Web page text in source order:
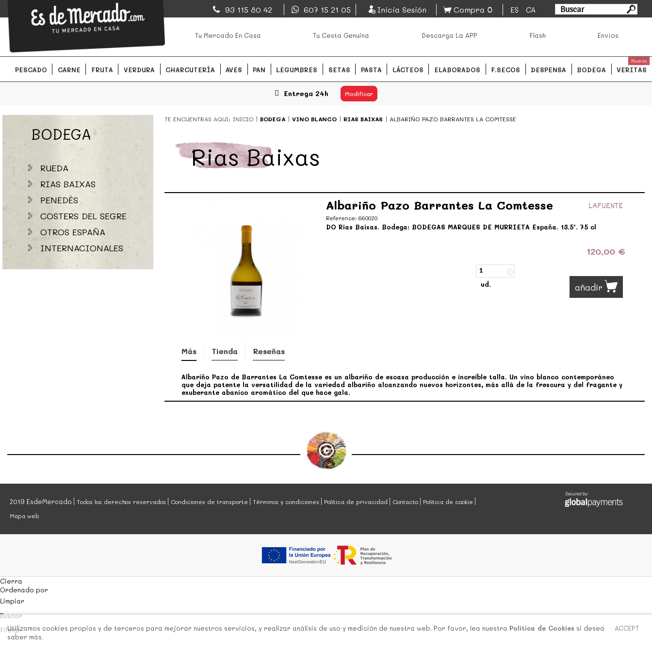
EsDeMercado.com
EsDeMercado.comte lleva a casa los mejores productos de los mejores mercados de
Barcelona y de productores locales.
EsDeMercado.com
Barcelona y de productores locales.
93 115 80 42 607 15 21 05 Inicia Sesión Compra 0 ES CA
Tu Mercado En Casa Tu Cesta Genuina Descarga La APP Flash Envíos
PESCADO CARNE FRUTA VERDURA CHARCUTERÍA AVES PAN LEGUMBRES SETAS PASTA LÁCTEOS ELABORADOS F.SECOS DESPENSA BODEGA VERITAS
Nuevo
Entrega 24h Modificar
BODEGA
RUEDA
RIAS BAIXAS
PENEDÈS
COSTERS DEL SEGRE
OTROS ESPAÑA
INTERNACIONALES
TE ENCUENTRAS AQUI: INICIO BODEGA VINO BLANCO RIAS BAIXAS ALBARIÑO PAZO BARRANTES LA COMTESSE
Rias Baixas
LAFUENTE
Albariño Pazo Barrantes La Comtesse
Reference: 660020
DO Rias Baixas. Bodega: BODEGAS MARQUES DE MURRIETA España. 13.5º. 75 cl
120,00 €
ud. añadir
Más Tienda Reseñas
Albariño Pazo de Barrantes La Comtesse es un albariño de escasa producción e increíble talla. Un vino blanco contemporáneo
que deja patente la versatilidad de la variedad albariño alcanzando nuevos horizontes, más allá de la frescura y del fragante y
exuberante abanico aromático del que hace gala.
2019 EsdeMercado Todos los derechos reservados Condiciones de transporte Términos y condiciones Política de privacidad Contacto
Política de cookie
Mapa web
ACCEPT
Utilizamos cookies propias y de terceros para mejorar nuestros servicios, y realizar análisis de uso y medición de nuestra web. Por favor, lea nuestra Política de Cookies si desea
saber más.
Cierra
Ordenado por
Limpiar
Buscar
Filtrar